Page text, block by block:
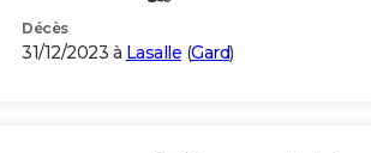
Décès
31/12/2023 à Lasalle (Gard)